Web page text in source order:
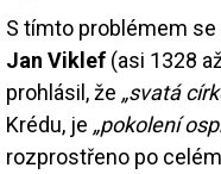
S tímto problémem
Jan Viklef (asi 1328
prohlásil, že „svatá
Krédu, je „pokolení
rozprostřeno po